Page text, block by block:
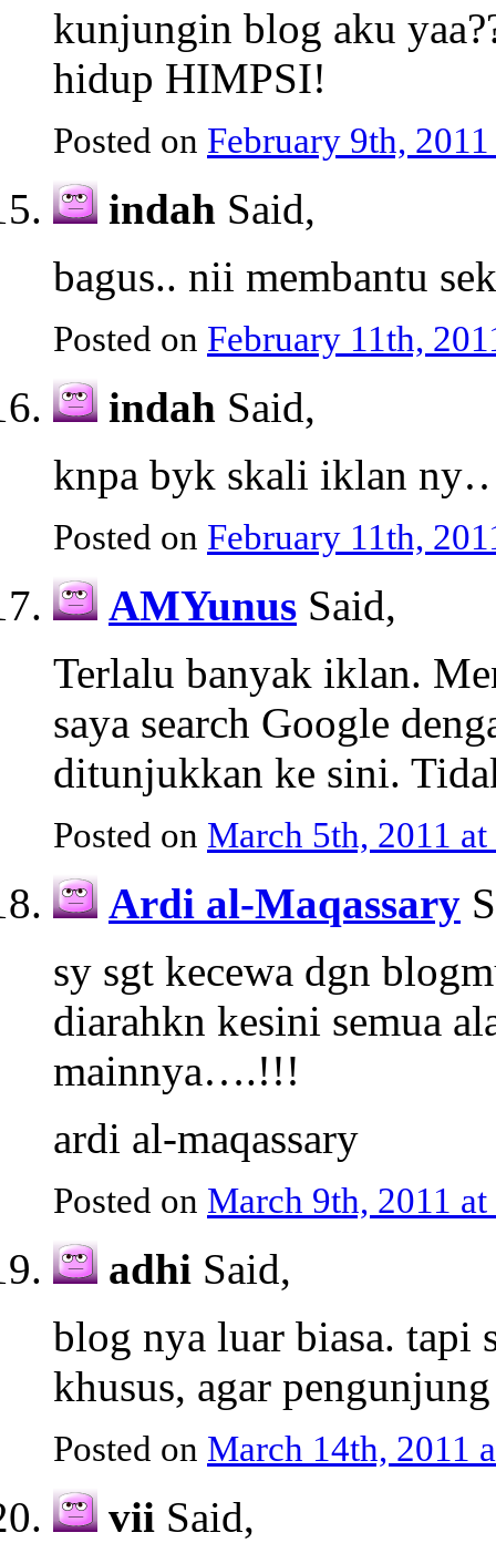
kunjungin blog aku
hidup HIMPSI!
Posted on February 9th,
indah Said,
bagus.. nii membantu
Posted on February 11th,
indah Said,
knpa byk skali iklan
Posted on February 11th,
AMYunus Said,
Terlalu banyak iklan.
saya search Google
ditunjukkan ke sini.
Posted on March 5th, 2011
Ardi al-Maqassary
sy sgt kecewa dgn
diarahkn kesini semua
mainnya….!!!
ardi al-maqassary
Posted on March 9th, 2011
adhi Said,
blog nya luar biasa. tapi
khusus, agar
Posted on March 14th, 2011
vii Said,